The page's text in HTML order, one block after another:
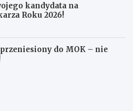
kandydata na
Roku 2026!
do MOK – nie